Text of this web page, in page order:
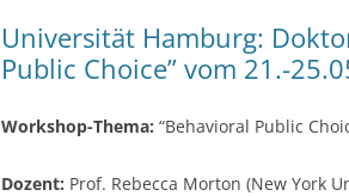
o
k
Universität Hamburg:
Public Choice” vom 21.-
Workshop-Thema: “Behavioral Public
Dozent: Prof. Rebecca Morton (New York